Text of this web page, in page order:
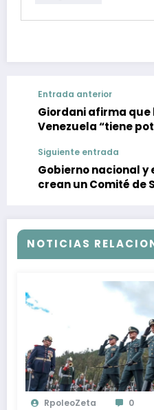
Entrada anterior
Giordani afirma
Venezuela “tiene
Siguiente entrada
Gobierno nacional
crean un Comité de
NOTICIAS
RpoleoZeta 0